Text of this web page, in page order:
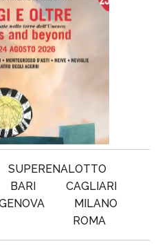
SUPERENALOTTO
BARI
CAGLIARI
MILANO
ROMA